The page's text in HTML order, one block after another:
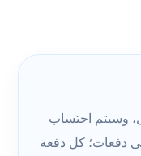
وسيتم احتساب
دفعات؛ كل دفعة